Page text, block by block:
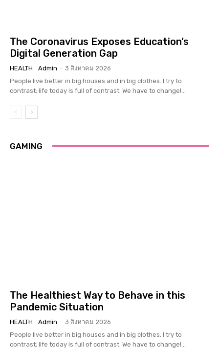
The Coronavirus Exposes Education’s
Digital Generation Gap
HEALTH Admin - 3 สิงหาคม 2026
People live better in big houses and in big clothes. I try to
contrast; life today is full of contrast. We have to change!...
GAMING
The Healthiest Way to Behave in this
Pandemic Situation
HEALTH Admin - 3 สิงหาคม 2026
People live better in big houses and in big clothes. I try to
contrast; life today is full of contrast. We have to change!...